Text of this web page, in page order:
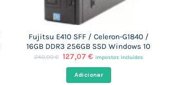
Fujitsu E410 SFF / Celeron-G1840 /
16GB DDR3 256GB SSD Windows 10
240,00€ O
original
era:
127,07€ O
atual
é:
impostos incluídos
Adicionar